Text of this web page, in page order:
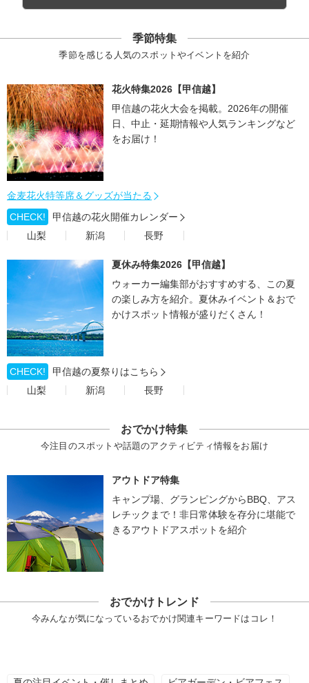
季節特集
季節を感じる人気のスポットやイベントを紹介
花火特集2026【甲信越】
甲信越の花火大会を掲載。2026年の開催
日、中止・延期情報や人気ランキングなど
をお届け！
金麦花火特等席＆グッズが当たる
CHECK!
甲信越の花火開催カレンダー
山梨
新潟 長野
夏休み特集2026【甲信越】
ウォーカー編集部がおすすめする、この夏
の楽しみ方を紹介。夏休みイベント＆おで
かけスポット情報が盛りだくさん！
CHECK!
甲信越の夏祭りはこちら
山梨
新潟 長野
おでかけ特集
今注目のスポットや話題のアクティビティ情報をお届け
アウトドア特集
キャンプ場、グランピングからBBQ、アス
レチックまで！非日常体験を存分に堪能で
きるアウトドアスポットを紹介
おでかけトレンド
今みんなが気になっているおでかけ関連キーワードはコレ！